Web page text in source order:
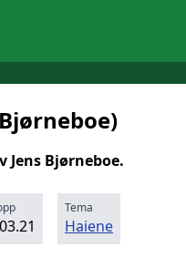
Jens Bjørneboe.
Tema
Haiene